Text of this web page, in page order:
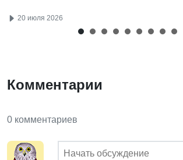
20 июля 2026
Комментарии
0 комментариев